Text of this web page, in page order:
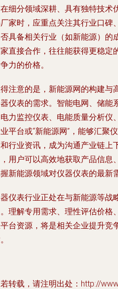
细分领域深耕、具有独特技术
家时，应重点关注其行业口碑
具备相关行业（如新能源）的
直接合作，往往能获得更稳定
力的价格。
注意的是， 新能源网的构建与
仪表的需求。智能电网、储能
力监控仪表、电能质量分析仪
平台或“新能源网”，能够汇聚
行业资讯，成为沟通产业链上
用户可以高效地获取产品信息
新能源领域对仪器仪表的最新
仪表行业正处在与新能源等战
理解专用需求、理性评估价格
台资源，将是相关企业提升竞
转载，请注明出处：http://